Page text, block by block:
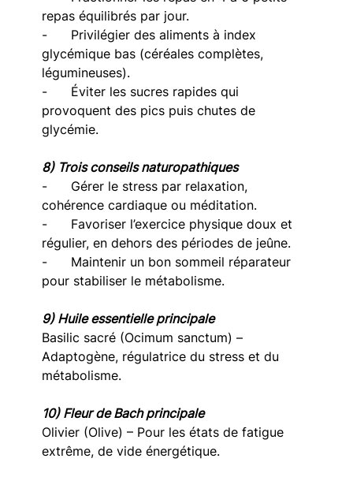
repas équilibrés par jour.
-      Privilégier des aliments à index
glycémique bas (céréales complètes,
légumineuses).
-      Éviter les sucres rapides qui
provoquent des pics puis chutes de
glycémie.
8) Trois conseils naturopathiques
-      Gérer le stress par relaxation,
cohérence cardiaque ou méditation.
-      Favoriser l’exercice physique doux et
régulier, en dehors des périodes de jeûne.
-      Maintenir un bon sommeil réparateur
pour stabiliser le métabolisme.
9) Huile essentielle principale
Basilic sacré (Ocimum sanctum) –
Adaptogène, régulatrice du stress et du
métabolisme.
10) Fleur de Bach principale
Olivier (Olive) – Pour les états de fatigue
extrême, de vide énergétique.